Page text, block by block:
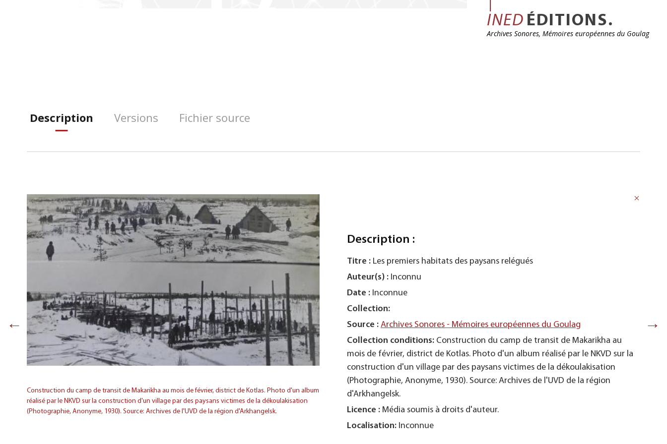
INED ÉDITIONS.
Archives Sonores, Mémoires européennes du Goulag
Description Versions Fichier source
←
Construction du camp de transit de Makarikha au mois de février, district de Kotlas. Photo d'un album
réalisé par le NKVD sur la construction d'un village par des paysans victimes de la dékoulakisation
(Photographie, Anonyme, 1930). Source: Archives de l'UVD de la région d'Arkhangelsk.
Description :
Titre : Les premiers habitats des paysans relégués
Auteur(s) : Inconnu
Date : Inconnue
Collection:
Source : Archives Sonores - Mémoires européennes du Goulag
Collection conditions: Construction du camp de transit de Makarikha au
mois de février, district de Kotlas. Photo d'un album réalisé par le NKVD sur la
construction d'un village par des paysans victimes de la dékoulakisation
(Photographie, Anonyme, 1930). Source: Archives de l'UVD de la région
d'Arkhangelsk.
Licence : Média soumis à droits d'auteur.
Localisation: Inconnue
→